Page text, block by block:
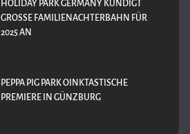
HOLIDAY PARK GERMANY KÜNDIGT
GROSSE FAMILIENACHTERBAHN FÜR 2
025 AN
PEPPA PIG PARK OINKTASTISCHE
PREMIERE IN GÜNZBURG